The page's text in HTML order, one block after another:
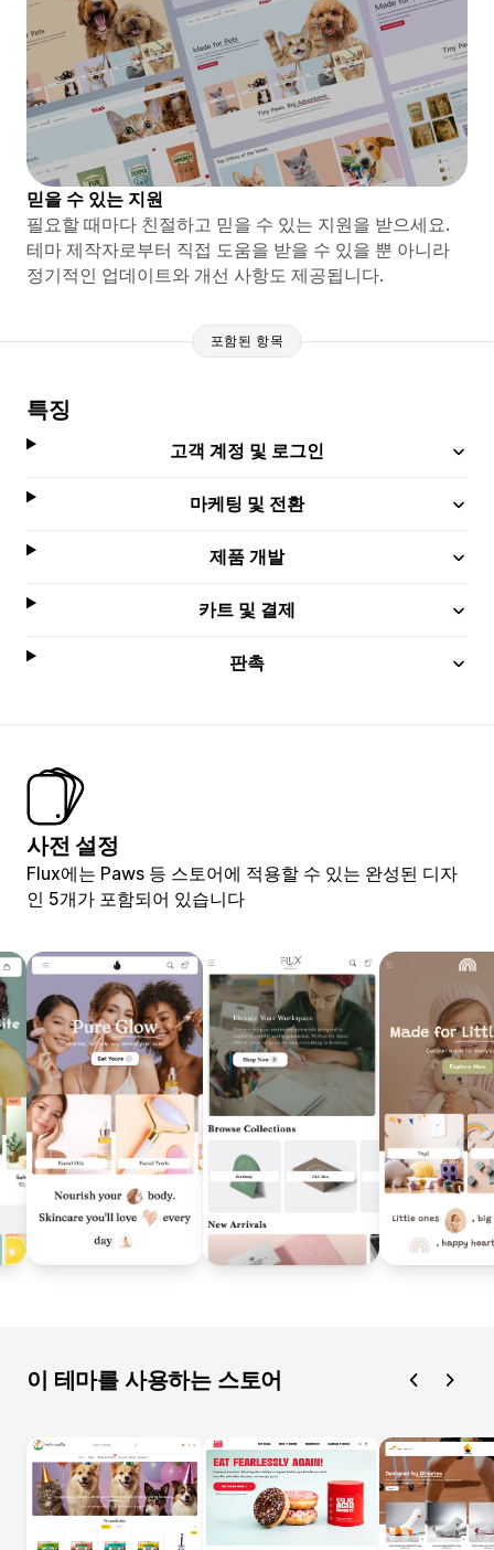
믿을 수 있는 지원
필요할 때마다 친절하고 믿을 수 있는 지원을 받으세요.
테마 제작자로부터 직접 도움을 받을 수 있을 뿐 아니라
정기적인 업데이트와 개선 사항도 제공됩니다.
포함된 항목
특징
고객 계정 및 로그인
마케팅 및 전환
제품 개발
카트 및 결제
판촉
사전 설정
Flux에는 Paws 등 스토어에 적용할 수 있는 완성된 디자
인 5개가 포함되어 있습니다
이 테마를 사용하는 스토어